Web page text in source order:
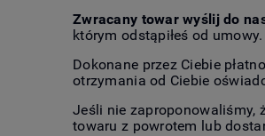
Zwracany towar wyślij do
którym odstąpiłeś od umowy.
Dokonane przez Ciebie
otrzymania od Ciebie
Jeśli nie zaproponowaliśmy,
towaru z powrotem lub